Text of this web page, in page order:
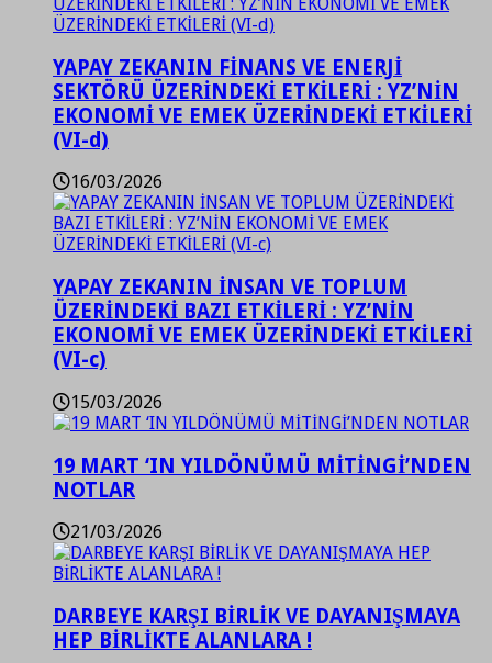
YAPAY ZEKANIN FİNANS VE ENERJİ
SEKTÖRÜ ÜZERİNDEKİ ETKİLERİ : YZ’NİN
EKONOMİ VE EMEK ÜZERİNDEKİ ETKİLERİ
(VI-d)
16/03/2026
YAPAY ZEKANIN İNSAN VE TOPLUM
ÜZERİNDEKİ BAZI ETKİLERİ : YZ’NİN
EKONOMİ VE EMEK ÜZERİNDEKİ ETKİLERİ
(VI-c)
15/03/2026
19 MART ‘IN YILDÖNÜMÜ MİTİNGİ’NDEN
NOTLAR
21/03/2026
DARBEYE KARŞI BİRLİK VE DAYANIŞMAYA
HEP BİRLİKTE ALANLARA !